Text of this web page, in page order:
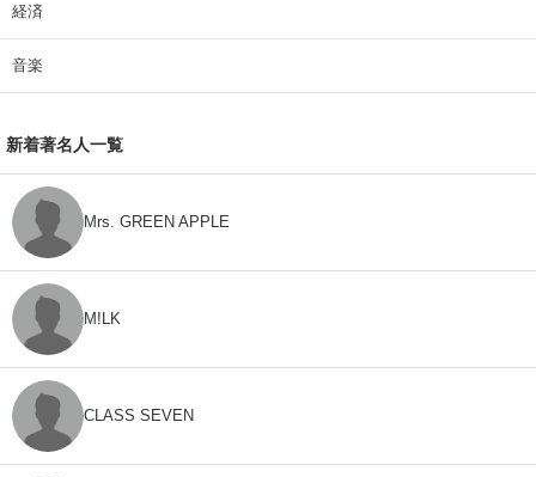
経済
音楽
新着著名人一覧
Mrs. GREEN APPLE
M!LK
CLASS SEVEN